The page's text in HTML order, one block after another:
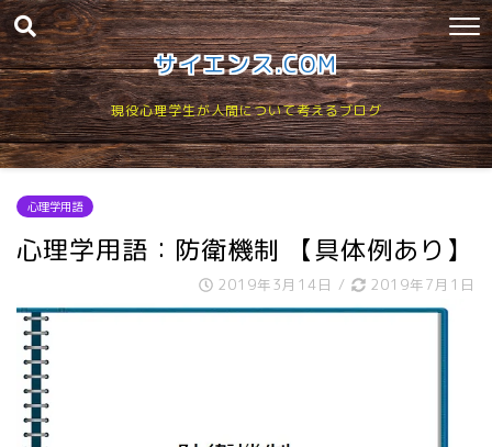
サイエンス.COM
現役心理学生が人間について考えるブログ
心理学用語
心理学用語：防衛機制 【具体例あり】
2019年3月14日 / 2019年7月1日